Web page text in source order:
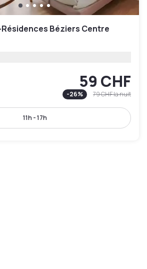
Béziers Centre
59 CHF
-26% 79 CHFla nuit
11h - 17h